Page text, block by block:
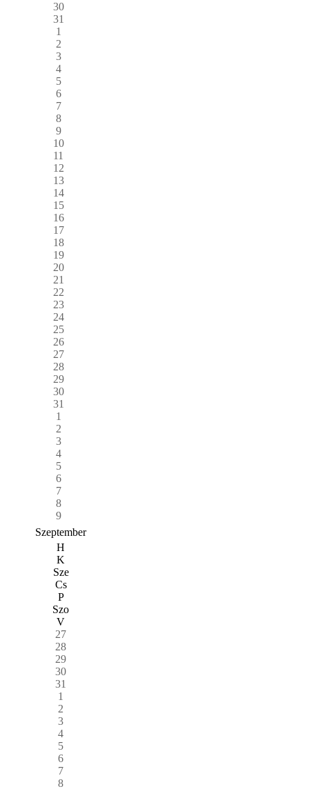
30
31
1
2
3
4
5
6
7
8
9
10
11
12
13
14
15
16
17
18
19
20
21
22
23
24
25
26
27
28
29
30
31
1
2
3
4
5
6
7
8
9
Szeptember
H
K
Sze
Cs
P
Szo
V
27
28
29
30
31
1
2
3
4
5
6
7
8